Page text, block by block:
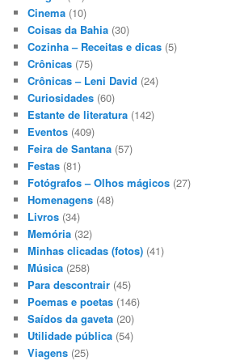
Cinema (10)
Coisas da Bahia (30)
Cozinha – Receitas e dicas (5)
Crônicas (75)
Crônicas – Leni David (24)
Curiosidades (60)
Estante de literatura (142)
Eventos (409)
Feira de Santana (57)
Festas (81)
Fotógrafos – Olhos mágicos (27)
Homenagens (48)
Livros (34)
Memória (32)
Minhas clicadas (fotos) (41)
Música (258)
Para descontrair (45)
Poemas e poetas (146)
Saídos da gaveta (20)
Utilidade pública (54)
Viagens (25)